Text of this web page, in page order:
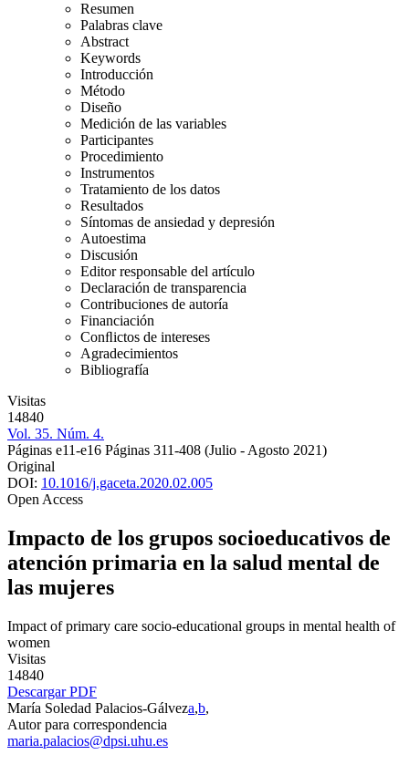
Resumen
Palabras clave
Abstract
Keywords
Introducción
Método
Diseño
Medición de las variables
Participantes
Procedimiento
Instrumentos
Tratamiento de los datos
Resultados
Síntomas de ansiedad y depresión
Autoestima
Discusión
Editor responsable del artículo
Declaración de transparencia
Contribuciones de autoría
Financiación
Conﬂictos de intereses
Agradecimientos
Bibliografía
Visitas
14840
Vol. 35. Núm. 4.
Páginas e11-e16 Páginas 311-408 (Julio - Agosto 2021)
Original
DOI: 10.1016/j.gaceta.2020.02.005
Open Access
Impacto de los grupos socioeducativos de
atención primaria en la salud mental de
las mujeres
Impact of primary care socio-educational groups in mental health of
women
Visitas
14840
Descargar PDF
María Soledad Palacios-Gálveza,b,
Autor para correspondencia
maria.palacios@dpsi.uhu.es